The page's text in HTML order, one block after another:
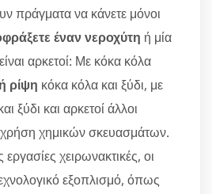
πράγματα να κάνετε μόνοι
έναν νεροχύτη ή μία
αρκετοί: Με κόκα κόλα
ρίψη κόκα κόλα και ξύδι, με
ξύδι και αρκετοί άλλοι
χρήση χημικών σκευασμάτων.
χειρωνακτικές, οι
εξοπλισμό, όπως